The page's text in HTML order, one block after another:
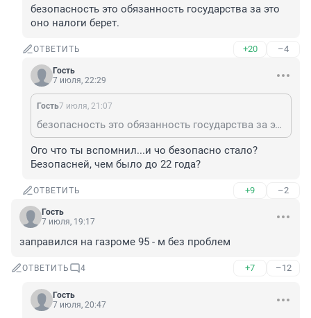
безопасность это обязанность государства за это
оно налоги берет.
ОТВЕТИТЬ +20 –4
Гость
7 июля, 22:29
Гость7 июля, 21:07
безопасность это обязанность государства за это оно налоги берет.
Ого что ты вспомнил...и чо безопасно стало?
Безопасней, чем было до 22 года?
ОТВЕТИТЬ +9 –2
Гость
7 июля, 19:17
заправился на газроме 95 - м без проблем
ОТВЕТИТЬ 4 +7 –12
Гость
7 июля, 20:47